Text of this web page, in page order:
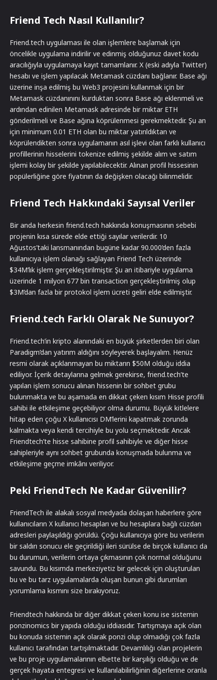
Friend Tech Nasıl Kullanılır?
Friend.tech uygulaması ile olan işlemlere başlamak için
öncelikle uygulama indirilir ve edinmiş olduğunuz davet kodu
aracılığıyla uygulamaya kayıt tamamlanır. X (eski adıyla Twitter)
hesabı ve işlem yapılacak Metamask cüzdanı bağlanır. Base ağı
üzerine inşa edilmiş bu Web3 projesini kullanmak için bir
Metamask cüzdanınını kurduktan sonra Base ağı eklenmeli ve
ardından edinilen Metamask adresinde bir miktar ETH
gönderilmeli ve Base ağına köprülenmesi gerekmektedir. Şu an
için minimum 0.01 ETH olan bu miktar yatırıldıktan ve
köprülendikten sonra uygulamanın asıl işlevi olan farklı kullanıcı
profillerinin hisselerini tokenize edilmiş şekilde alım ve satım
işlemi kolay bir şekilde yapılabilecektir. Alınan profil hissesinin
popülerliğine göre fiyatının da değişken olacağı bilinmelidir.
Friend Tech Hakkındaki Sayısal Veriler
Bir anda herkesin friend.tech hakkında konuşmasının sebebi
projenin kısa sürede elde ettiği sayılar verilerdir. 10
Ağustos’taki lansmanından bugüne kadar 90.000’den fazla
kullanıcıya işlem olanağı sağlayan Friend Tech üzerinde
$34M’lık işlem gerçekleştirilmiştir. Şu an itibariyle uygulama
üzerinde 1 milyon 677 bin transaction gerçekleştirilmiş olup
$3M’dan fazla bir protokol işlem ücreti geliri elde edilmiştir.
Friend.tech Farklı Olarak Ne Sunuyor?
Friend.tech’in kripto alanındaki en büyük şirketlerden biri olan
Paradigm’dan yatırım aldığını söyleyerek başlayalım. Henüz
resmi olarak açıklanmayan bu miktarın $50M olduğu iddia
ediliyor. İçerik detaylarına gelmek gerekirse, friend.tech’te
yapılan işlem sonucu alınan hissenin bir sohbet grubu
bulunmakta ve bu aşamada en dikkat çeken kısım Hisse profili
sahibi ile etkileşime geçebiliyor olma durumu. Büyük kitlelere
hitap eden çoğu X kullanıcısı DM’lerini kapatmak zorunda
kalmakta veya kendi tercihiyle bu yolu seçmektedir. Ancak
Friendtech’te hisse sahibine profil sahibiyle ve diğer hisse
sahipleriyle aynı sohbet grubunda konuşmada bulunma ve
etkileşime geçme imkânı veriliyor.
Peki FriendTech Ne Kadar Güvenilir?
FriendTech ile alakalı sosyal medyada dolaşan haberlere göre
kullanıcıların X kullanıcı hesapları ve bu hesaplara bağlı cüzdan
adresleri paylaşıldığı görüldü. Çoğu kullanıcıya göre bu verilerin
bir saldırı sonucu ele geçirildiği ileri sürülse de birçok kullanıcı da
bu durumun, verilerin ortaya çıkmasının çok normal olduğunu
savundu. Bu kısımda merkeziyetiz bir gelecek için oluşturulan
bu ve bu tarz uygulamalarda oluşan bunun gibi durumları
yorumlama kısmını size bırakıyoruz.
Friendtech hakkında bir diğer dikkat çeken konu ise sistemin
ponzinomics bir yapıda olduğu iddiasıdır. Tartışmaya açık olan
bu konuda sistemin açık olarak ponzi olup olmadığı çok fazla
kullanıcı tarafından tartışılmaktadır. Devamlılığı olan projelerin
ve bu proje uygulamalarının elbette bir karşılığı olduğu ve de
gerçek hayata entegresi ve kullanılabilirliğinin diğerlerine oranla